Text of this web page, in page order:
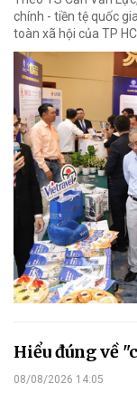
chính - tiền tệ quốc
toàn xã hội của TP
Hiểu đúng về
08/08/2026 14:05